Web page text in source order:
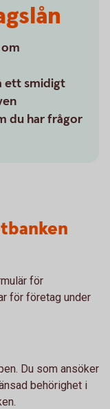
ett smidigt
du har frågor
för
för företag under
Du som ansöker
behörighet i